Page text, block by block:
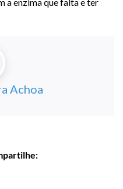
Achoa